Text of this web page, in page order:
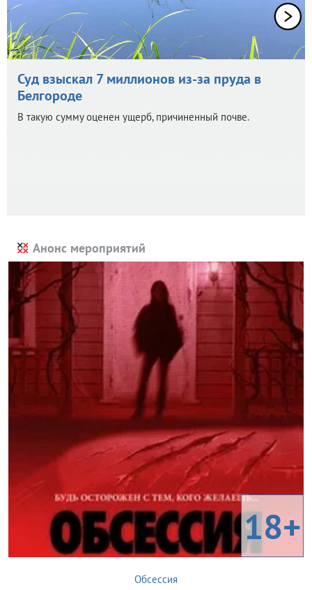
Суд взыскал 7 миллионов из-за пруда в
Белгороде
В такую сумму оценен ущерб, причиненный почве.
Анонс мероприятий
18+
Обсессия